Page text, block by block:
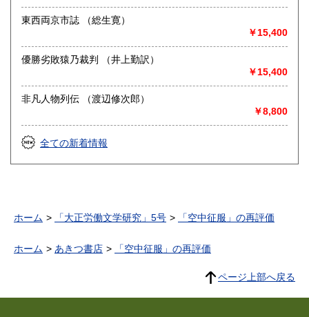
東西両京市誌 （総生寛）
￥15,400
優勝劣敗猿乃裁判 （井上勤訳）
￥15,400
非凡人物列伝 （渡辺修次郎）
￥8,800
全ての新着情報
ホーム 「大正労働文学研究」5号 「空中征服」の再評価
ホーム あきつ書店 「空中征服」の再評価
ページ上部へ戻る